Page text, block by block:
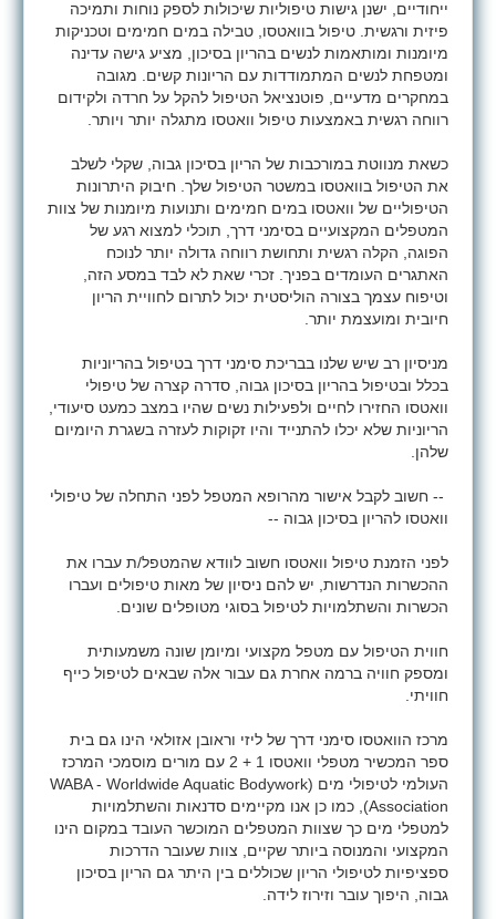
ייחודיים, ישנן גישות טיפוליות שיכולות לספק נוחות ותמיכה
פיזית ורגשית. טיפול בוואטסו, טבילה במים חמימים וטכניקות
מיומנות ומותאמות לנשים בהריון בסיכון, מציע גישה עדינה
ומטפחת לנשים המתמודדות עם הריונות קשים. מגובה
במחקרים מדעיים, פוטנציאל הטיפול להקל על חרדה ולקידום
רווחה רגשית באמצעות טיפול וואטסו מתגלה יותר ויותר.
כשאת מנווטת במורכבות של הריון בסיכון גבוה, שקלי לשלב
את הטיפול בוואטסו במשטר הטיפול שלך. חיבוק היתרונות
הטיפוליים של וואטסו במים חמימים ותנועות מיומנות של צוות
המטפלים המקצועיים בסימני דרך, תוכלי למצוא רגע של
הפוגה, הקלה רגשית ותחושת רווחה גדולה יותר לנוכח
האתגרים העומדים בפניך. זכרי שאת לא לבד במסע הזה,
וטיפוח עצמך בצורה הוליסטית יכול לתרום לחוויית הריון
חיובית ומועצמת יותר.
מניסיון רב שיש שלנו בבריכת סימני דרך בטיפול בהריוניות
בכלל ובטיפול בהריון בסיכון גבוה, סדרה קצרה של טיפולי
וואטסו החזירו לחיים ולפעילות נשים שהיו במצב כמעט סיעודי,
הריוניות שלא יכלו להתנייד והיו זקוקות לעזרה בשגרת היומיום
שלהן.
-- חשוב לקבל אישור מהרופא המטפל לפני התחלה של טיפולי
וואטסו להריון בסיכון גבוה --
לפני הזמנת טיפול וואטסו חשוב לוודא שהמטפל/ת עברו את
ההכשרות הנדרשות, יש להם ניסיון של מאות טיפולים ועברו
הכשרות והשתלמויות לטיפול בסוגי מטופלים שונים.
חווית הטיפול עם מטפל מקצועי ומיומן שונה משמעותית
ומספק חוויה ברמה אחרת גם עבור אלה שבאים לטיפול כייף
חוויתי.
מרכז הוואטסו סימני דרך של ליזי וראובן אזולאי הינו גם בית
ספר המכשיר מטפלי וואטסו 1 + 2 עם מורים מוסמכי המרכז
העולמי לטיפולי מים (WABA - Worldwide Aquatic Bodywork
Association), כמו כן אנו מקיימים סדנאות והשתלמויות
למטפלי מים כך שצוות המטפלים המוכשר העובד במקום הינו
המקצועי והמנוסה ביותר שקיים, צוות שעובר הדרכות
ספציפיות לטיפולי הריון שכוללים בין היתר גם הריון בסיכון
גבוה, היפוך עובר וזירוז לידה.